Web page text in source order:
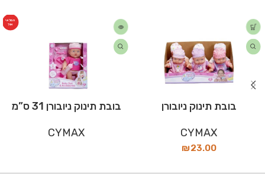
בובת תינוק ניובורן
CYMAX
₪23.00
המלאי
אזל
בובת תינוק ניובורן 31 ס”מ
CYMAX